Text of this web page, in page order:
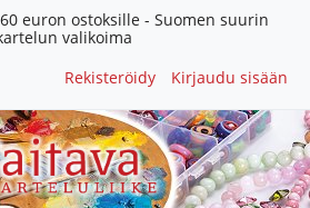
euron ostoksille - Suomen suurin
valikoima
Rekisteröidy
Kirjaudu sisään